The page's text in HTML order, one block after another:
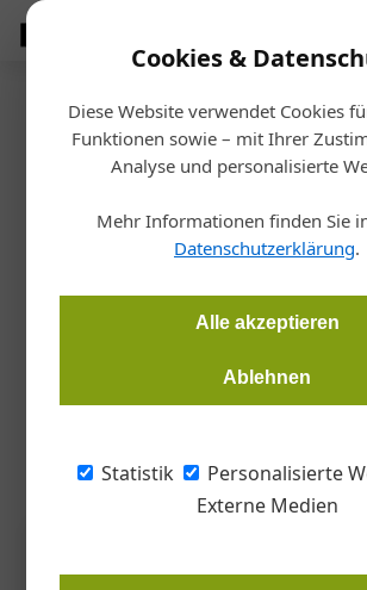
Cookies &
Diese Website verwendet Cookies
Funktionen sowie – mit Ihrer
Analyse und personalisierte
Mehr Informationen finden Sie
Datenschutzerklärung.
Alle akzeptieren
Ablehnen
Statistik
Personalisierte
Externe Medien
Startseite/Tischlerei
Ausbildung
Erfolgreicher
Redaktion Tischler Journal
Holztechnikum Kuchl legten im Juni 2026
fachpraktischen und mündlichen